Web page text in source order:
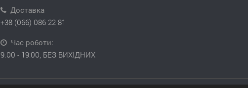
Доставка
+38 (066) 086 22 81
Час роботи:
9.00 - 19:00, БЕЗ ВИХІДНИХ